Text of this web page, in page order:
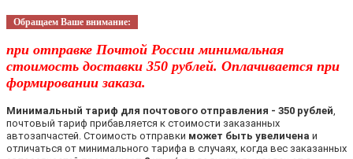
Обращаем Ваше внимание:
при отправке Почтой России минимальная
стоимость доставки 350 рублей. Оплачивается при
формировании заказа.
Минимальный тариф для почтового отправления - 350 рублей
почтовый тариф прибавляется к стоимости заказанных
автозапчастей. Стоимость отправки может быть увеличена и
отличаться от минимального тарифа в случаях, когда вес заказанных